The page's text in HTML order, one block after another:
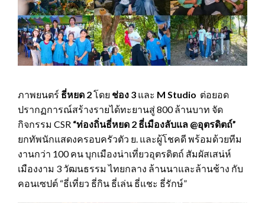
ภาพยนตร์ ธี่หยด 2โดย ช่อง 3 และ M Studio ต่อยอด
ปรากฏการณ์สร้างรายได้ทะยานสู่ 800 ล้านบาท จัด
กิจกรรม CSR “ท่องถิ่นธี่หยด 2 ธี่เมืองลับแล @อุตรดิตถ์”
ยกทัพนักแสดงครอบครัวตัว ย. และผู้โชคดี พร้อมด้วยทีม
งานกว่า 100 คน บุกเมืองน่าเที่ยวอุตรดิตถ์ สัมผัสเสน่ห์
เมืองงาม 3 วัฒนธรรม ไทยกลาง ล้านนาและล้านช้าง กับ
คอนเซปต์ “ธี่เที่ยว ธี่กิน ธี่เล่น ธี่แชะ ธี่รักษ์”